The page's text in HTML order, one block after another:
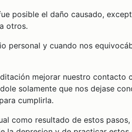
posible el daño causado,
otros.
personal y cuando nos
mejorar nuestro contacto
solamente que nos dejase
cumplirla.
como resultado de estos